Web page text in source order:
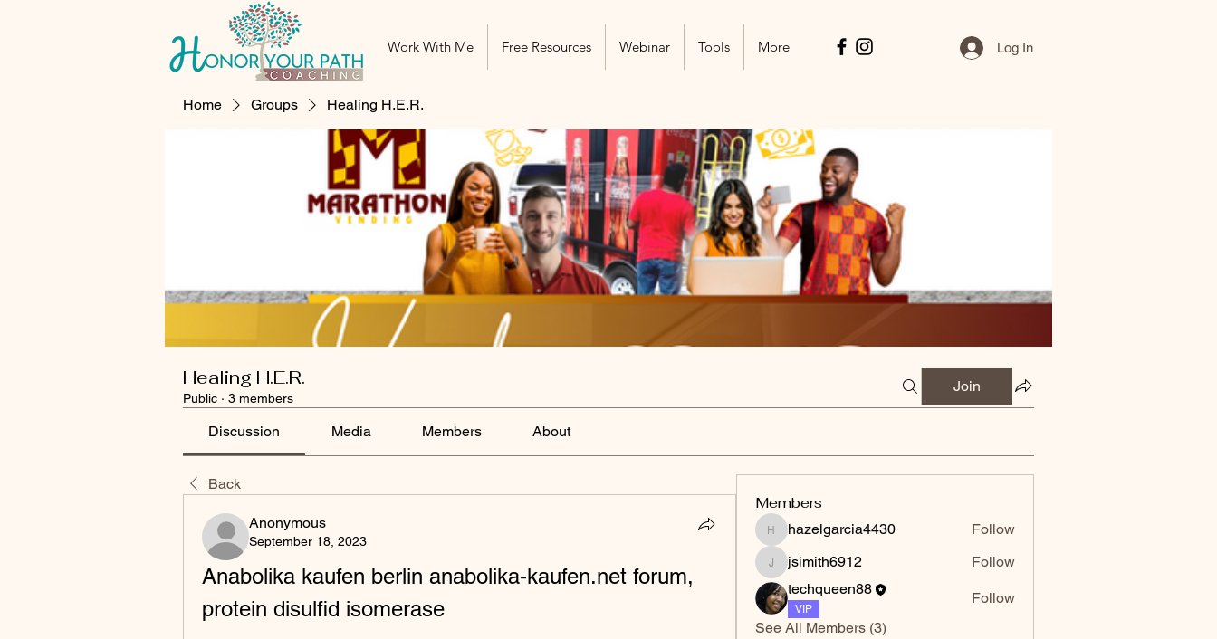
Work With Me Free Resources Webinar Tools More Log In
Home Groups Healing H.E.R.
Healing H.E.R.
Public · 3 members
Join
Discussion Media Members About
Back
Anonymous
September 18, 2023
Anabolika kaufen berlin anabolika-kaufen.net forum,
protein disulfid isomerase
Members
hazelgarcia4430
hazelgarcia4430 Follow
jsimith6912
jsimith6912
Follow
techqueen88
VIP
Follow
See All Members (3)